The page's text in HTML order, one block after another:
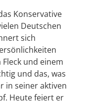
Konservative
Deutschen
sich
und einem
und das, was
in seiner aktiven
Heute feiert er